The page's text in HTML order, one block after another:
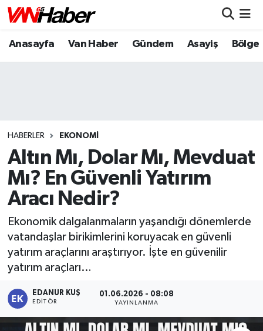
Anasayfa Van Haber Gündem Asayiş Bölge
HABERLER EKONOMI
Altın Mı, Dolar Mı, Mevduat
Mı? En Güvenli Yatırım
Aracı Nedir?
Ekonomik dalgalanmaların yaşandığı dönemlerde
vatandaşlar birikimlerini koruyacak en güvenli
yatırım araçlarını araştırıyor. İşte en güvenilir
yatırım araçları…
EDANUR KUŞ
EDITÖR
01.06.2026 - 08:08
YAYINLANMA
Nöbetçi Eczaneler
Puan Durumu ve Fikstür
Tüm Manşetler
Son Dakika Haberleri
Haber Arşivi